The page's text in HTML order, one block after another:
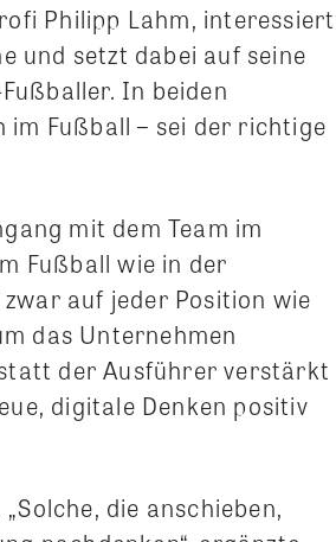
Philipp Lahm, interessiert
und setzt dabei auf seine
In beiden
im Fußball – sei der richtige
mit dem Team im
Fußball wie in der
auf jeder Position wie
das Unternehmen
der Ausführer verstärkt
digitale Denken positiv
die anschieben,